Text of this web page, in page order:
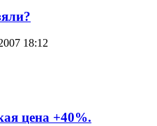
18:12
цена +40%.